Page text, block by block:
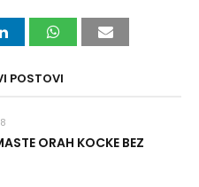
POSTOVI
ORAH KOCKE BEZ